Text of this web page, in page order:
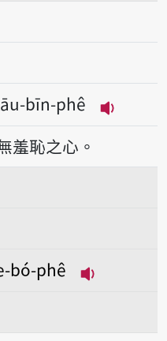
bīn-phê
播放音
羞恥之心。
bó-phê